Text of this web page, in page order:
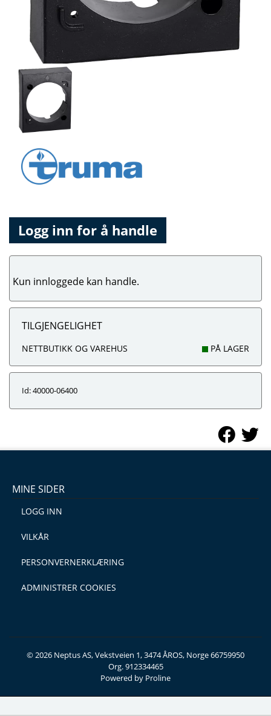
Logg inn for å handle
Kun innloggede kan handle.
TILGJENGELIGHET
NETTBUTIKK OG VAREHUS PÅ LAGER
Id: 40000-06400
MINE SIDER
LOGG INN
VILKÅR
PERSONVERNERKLÆRING
ADMINISTRER COOKIES
© 2026 Neptus AS, Vekstveien 1, 3474 ÅROS, Norge 66759950
Org. 912334465
Powered by Proline